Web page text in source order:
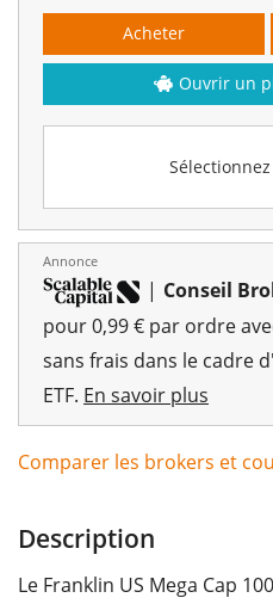
Acheter
Ouvrir un
Annonce
| Conseil
pour 0,99 € par ordre
sans frais dans le cadre
ETF. En savoir plus
Comparer les brokers et
Description
Le Franklin US Mega Cap